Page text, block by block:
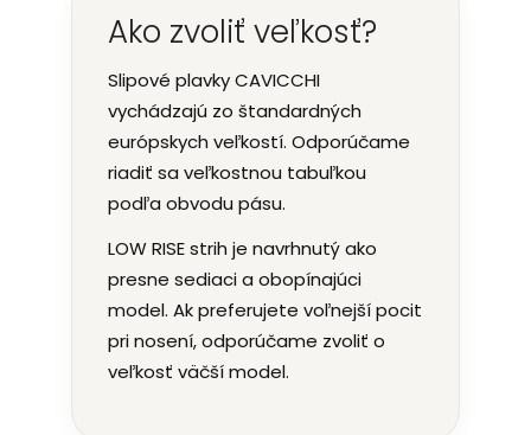
Ako zvoliť veľkosť?
Slipové plavky CAVICCHI
vychádzajú zo štandardných
európskych veľkostí. Odporúčame
riadiť sa veľkostnou tabuľkou
podľa obvodu pásu.
LOW RISE strih je navrhnutý ako
presne sediaci a obopínajúci
model. Ak preferujete voľnejší pocit
pri nosení, odporúčame zvoliť o
veľkosť väčší model.